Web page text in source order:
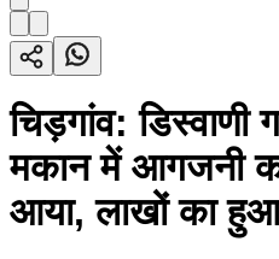
चिड़गांव:
मकान में आगजनी
आया, लाखों का